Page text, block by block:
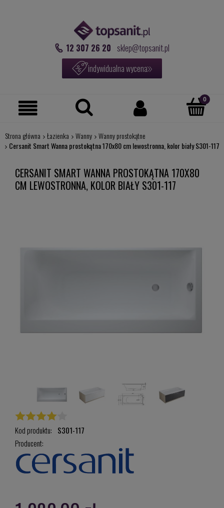
12 307 26 20 sklep@topsanit.pl
indywidualna wycena
Strona główna Łazienka Wanny
Wanny prostokątne
Cersanit Smart Wanna prostokątna 170x80 cm lewostronna, kolor biały S301-117
CERSANIT SMART WANNA PROSTOKĄTNA 170X80
CM LEWOSTRONNA, KOLOR BIAŁY S301-117
Kod produktu: S301-117
Producent: